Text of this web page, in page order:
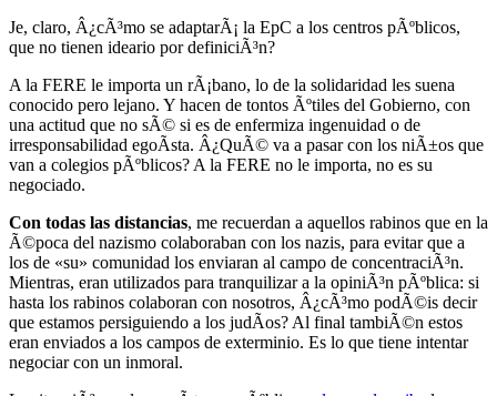
Je, claro, Â¿cÃ³mo se adaptarÃ¡ la EpC a los centros pÃºblicos,
que no tienen ideario por definiciÃ³n?
A la FERE le importa un rÃ¡bano, lo de la solidaridad les suena
conocido pero lejano. Y hacen de tontos Ãºtiles del Gobierno, con
una actitud que no sÃ© si es de enfermiza ingenuidad o de
irresponsabilidad egoÃ­sta. Â¿QuÃ© va a pasar con los niÃ±os que
van a colegios pÃºblicos? A la FERE no le importa, no es su
negociado.
Con todas las distancias, me recuerdan a aquellos rabinos que en la
Ã©poca del nazismo colaboraban con los nazis, para evitar que a
los de «su» comunidad los enviaran al campo de concentraciÃ³n.
Mientras, eran utilizados para tranquilizar a la opiniÃ³n pÃºblica: si
hasta los rabinos colaboran con nosotros, Â¿cÃ³mo podÃ©is decir
que estamos persiguiendo a los judÃ­os? Al final tambiÃ©n estos
eran enviados a los campos de exterminio. Es lo que tiene intentar
negociar con un inmoral.